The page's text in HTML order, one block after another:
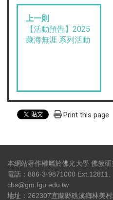
上一則
【活動預告】2025
藏海無涯 系列活動
Print this page
本網站著作權屬於佛光大學 佛教研
電話：886-3-9871000 Ext.12811
cbs@gm.fgu.edu.tw
地址：262307宜蘭縣礁溪鄉林美